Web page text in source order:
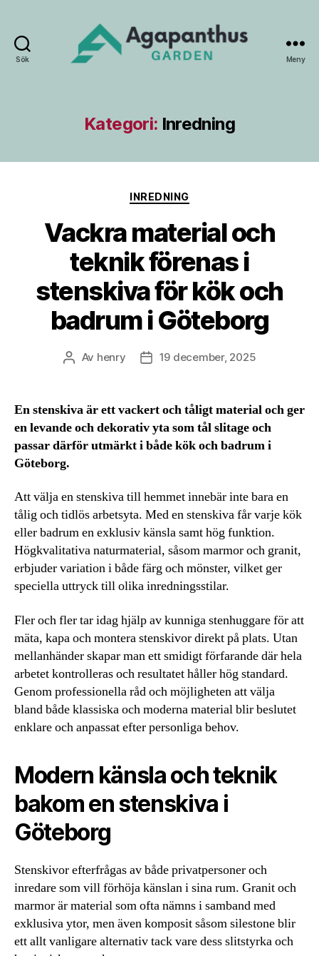
Sök Meny
Kategori: Inredning
Kategorier
INREDNING
Vackra material och
teknik förenas i
stenskiva för kök och
badrum i Göteborg
Inläggsförfattare
Av henry Inläggsdatum
19 december, 2025
En stenskiva är ett vackert och tåligt material och ger
en levande och dekorativ yta som tål slitage och
passar därför utmärkt i både kök och badrum i
Göteborg.
Att välja en stenskiva till hemmet innebär inte bara en
tålig och tidlös arbetsyta. Med en stenskiva får varje kök
eller badrum en exklusiv känsla samt hög funktion.
Högkvalitativa naturmaterial, såsom marmor och granit,
erbjuder variation i både färg och mönster, vilket ger
speciella uttryck till olika inredningsstilar.
Fler och fler tar idag hjälp av kunniga stenhuggare för att
mäta, kapa och montera stenskivor direkt på plats. Utan
mellanhänder skapar man ett smidigt förfarande där hela
arbetet kontrolleras och resultatet håller hög standard.
Genom professionella råd och möjligheten att välja
bland både klassiska och moderna material blir beslutet
enklare och anpassat efter personliga behov.
Modern känsla och teknik
bakom en stenskiva i
Göteborg
Stenskivor efterfrågas av både privatpersoner och
inredare som vill förhöja känslan i sina rum. Granit och
marmor är material som ofta nämns i samband med
exklusiva ytor, men även komposit såsom silestone blir
ett allt vanligare alternativ tack vare dess slitstyrka och